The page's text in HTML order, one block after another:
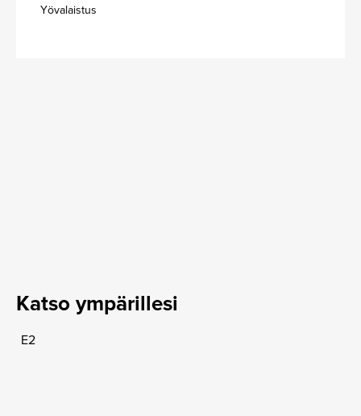
Yövalaistus
Katso ympärillesi
E2